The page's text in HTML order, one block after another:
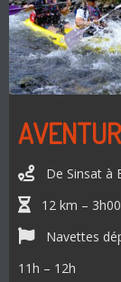
De Sinsat à
12 km – 3h00
Navettes
11h – 12h